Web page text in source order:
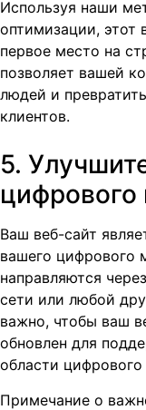
Используя наши
оптимизации, этот
первое место на
позволяет вашей
людей и
клиентов.
5.
цифрового
Ваш веб-сайт
вашего цифрового
направляются
сети или любой
важно, чтобы ваш
обновлен для
области цифрового
Примечание о